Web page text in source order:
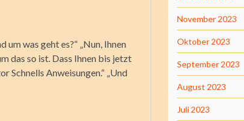
um was geht es?“ „Nun, Ihnen
das so ist. Dass Ihnen bis jetzt
Schnells Anweisungen.“ „Und
November 2023
Oktober 2023
September 2023
August 2023
Juli 2023